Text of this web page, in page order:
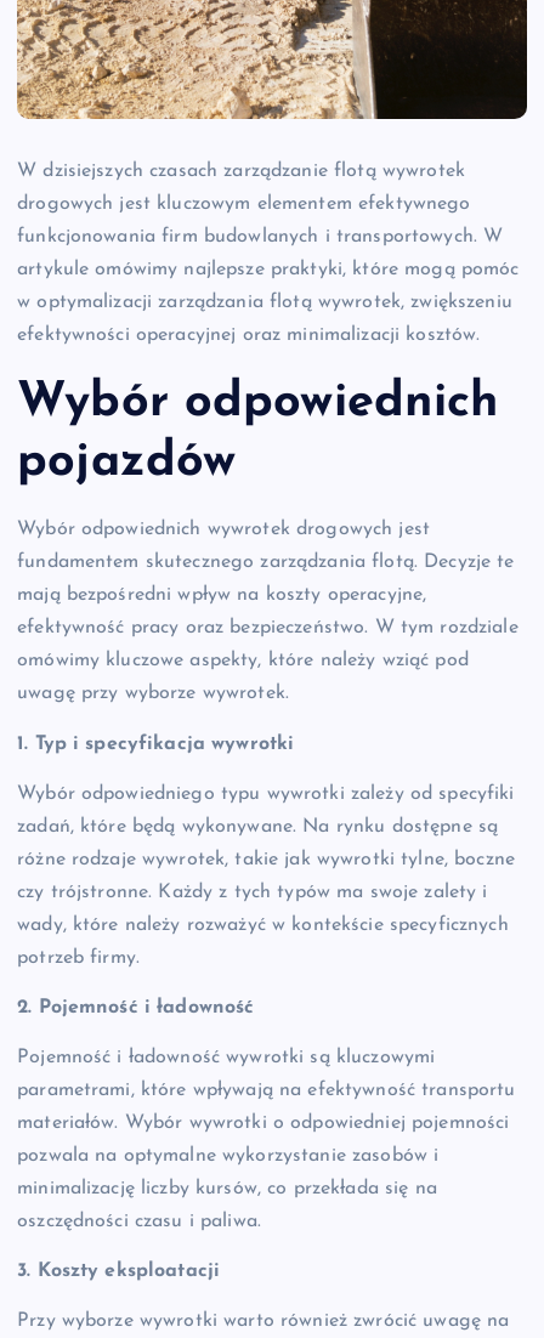
W dzisiejszych czasach zarządzanie flotą wywrotek
drogowych jest kluczowym elementem efektywnego
funkcjonowania firm budowlanych i transportowych. W
artykule omówimy najlepsze praktyki, które mogą pomóc
w optymalizacji zarządzania flotą wywrotek, zwiększeniu
efektywności operacyjnej oraz minimalizacji kosztów.
Wybór odpowiednich
pojazdów
Wybór odpowiednich wywrotek drogowych jest
fundamentem skutecznego zarządzania flotą. Decyzje te
mają bezpośredni wpływ na koszty operacyjne,
efektywność pracy oraz bezpieczeństwo. W tym rozdziale
omówimy kluczowe aspekty, które należy wziąć pod
uwagę przy wyborze wywrotek.
1. Typ i specyfikacja wywrotki
Wybór odpowiedniego typu wywrotki zależy od specyfiki
zadań, które będą wykonywane. Na rynku dostępne są
różne rodzaje wywrotek, takie jak wywrotki tylne, boczne
czy trójstronne. Każdy z tych typów ma swoje zalety i
wady, które należy rozważyć w kontekście specyficznych
potrzeb firmy.
2. Pojemność i ładowność
Pojemność i ładowność wywrotki są kluczowymi
parametrami, które wpływają na efektywność transportu
materiałów. Wybór wywrotki o odpowiedniej pojemności
pozwala na optymalne wykorzystanie zasobów i
minimalizację liczby kursów, co przekłada się na
oszczędności czasu i paliwa.
3. Koszty eksploatacji
Przy wyborze wywrotki warto również zwrócić uwagę na